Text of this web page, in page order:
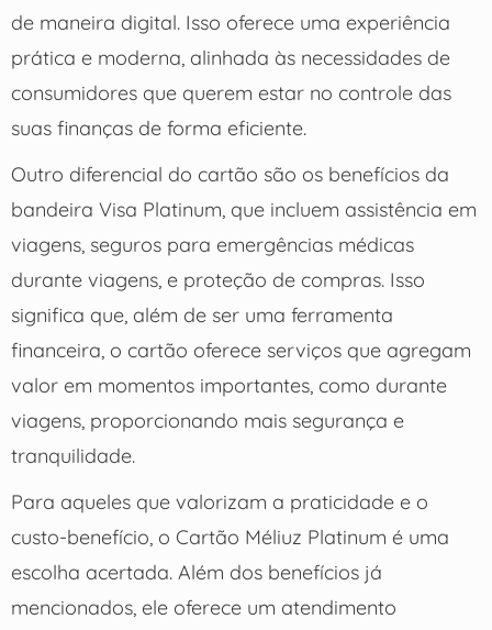
de maneira digital. Isso oferece uma experiência
prática e moderna, alinhada às necessidades de
consumidores que querem estar no controle das
suas finanças de forma eficiente.
Outro diferencial do cartão são os benefícios da
bandeira Visa Platinum, que incluem assistência em
viagens, seguros para emergências médicas
durante viagens, e proteção de compras. Isso
significa que, além de ser uma ferramenta
financeira, o cartão oferece serviços que agregam
valor em momentos importantes, como durante
viagens, proporcionando mais segurança e
tranquilidade.
Para aqueles que valorizam a praticidade e o
custo-benefício, o Cartão Méliuz Platinum é uma
escolha acertada. Além dos benefícios já
mencionados, ele oferece um atendimento